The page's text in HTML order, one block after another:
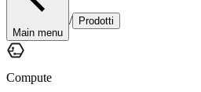
Main menu
/ Prodotti
Compute